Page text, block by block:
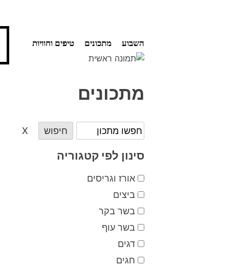
השבוע מתכונים טיפים וחוויות
מתכונים
חיפוש X
סינון לפי קטגוריה
אורז וגריסים
ביצים
בשר בקר
בשר עוף
דגים
חגים